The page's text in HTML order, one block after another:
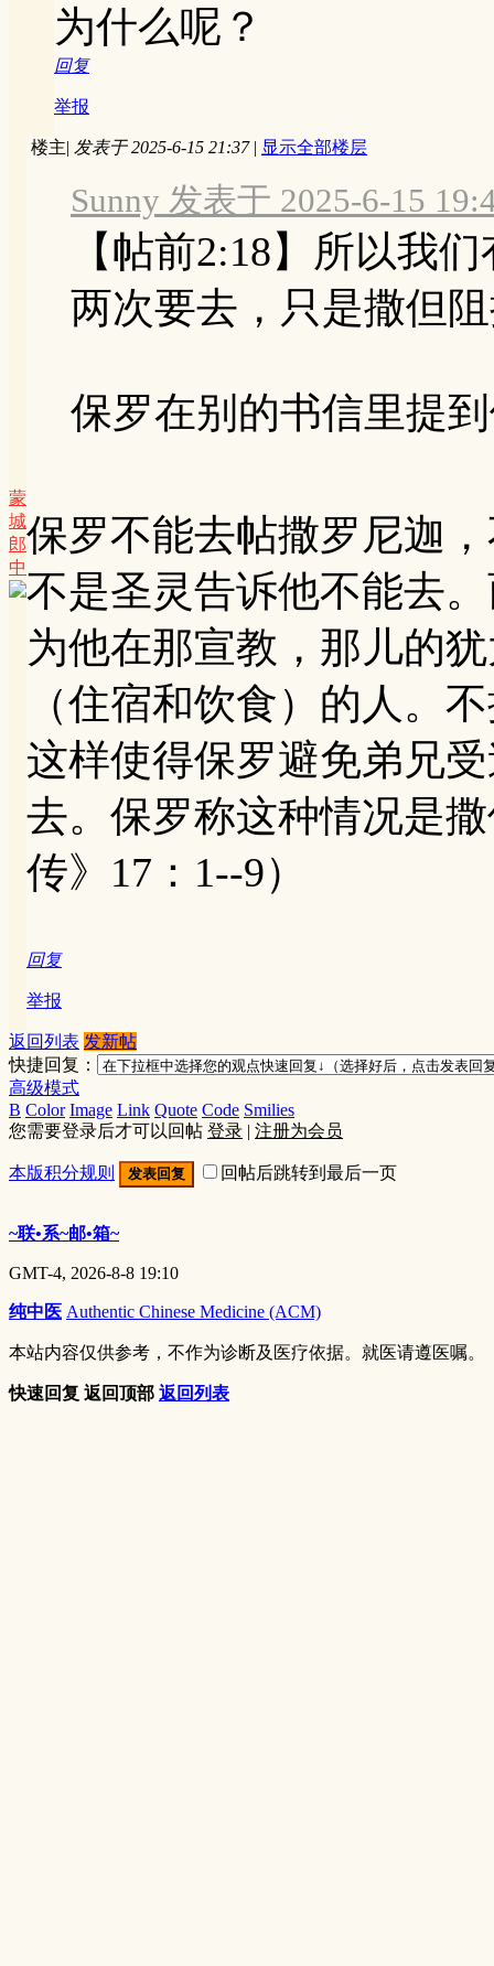
为什么呢？
回复
举报
蒙
城
郎
中
楼主| 发表于 2025-6-15 21:37 | 显示全部楼层
Sunny 发表于 2025-6-15
【帖前2:18】所以我
两次要去，只是撒但
保罗在别的书信里提
保罗不能去帖撒罗尼迦
不是圣灵告诉他不能去
为他在那宣教，那儿的
（住宿和饮食）的人。
这样使得保罗避免弟兄
去。保罗称这种情况是
传》17：1--9）
回复
举报
返回列表 发新帖
快捷回复：
高级模式
B Color Image Link Quote Code Smilies
您需要登录后才可以回帖 登录 | 注册为会员
本版积分规则 发表回复 回帖后跳转到最后一页
~联•系~邮•箱~
GMT-4, 2026-8-8 19:10
纯中医 Authentic Chinese Medicine (ACM)
本站内容仅供参考，不作为诊断及医疗依据。就医请遵医嘱。
快速回复 返回顶部 返回列表